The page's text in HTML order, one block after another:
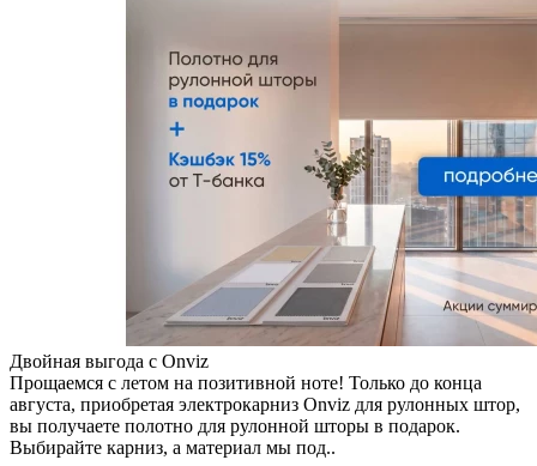
Двойная выгода с Onviz
Прощаемся с летом на позитивной ноте! Только до конца
августа, приобретая электрокарниз Onviz для рулонных штор,
вы получаете полотно для рулонной шторы в подарок.
Выбирайте карниз, а материал мы под..